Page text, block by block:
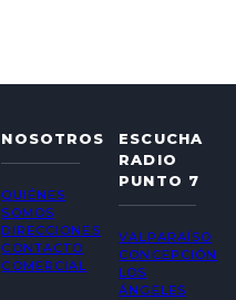
NOSOTROS
QUIÉNES
SOMOS
DIRECCIONES
CONTACTO
COMERCIAL
ESCUCHA
RADIO
PUNTO 7
VALPARAÍSO
CONCEPCIÓN
LOS
ÁNGELES